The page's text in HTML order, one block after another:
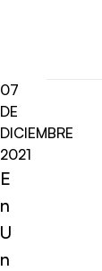
07
DE
DICIEMBRE
2021
E
n
U
n